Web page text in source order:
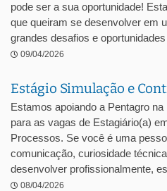
pode ser a sua oportunidade!
que queiram se desenvolver em
grandes desafios e
09/04/2026
Estágio Simulação e
Estamos apoiando a Pentagro
para as vagas de Estagiário(a)
Processos. Se você é uma
comunicação, curiosidade
desenvolver profissionalmente,
08/04/2026